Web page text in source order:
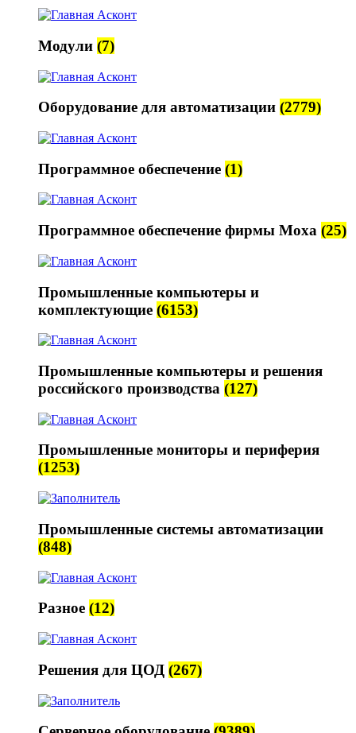
Модули (7)
Оборудование для автоматизации (2779)
Программное обеспечение (1)
Программное обеспечение фирмы Moxa (25)
Промышленные компьютеры и
комплектующие (6153)
Промышленные компьютеры и решения
российского производства (127)
Промышленные мониторы и периферия
(1253)
Промышленные системы автоматизации
(848)
Разное (12)
Решения для ЦОД (267)